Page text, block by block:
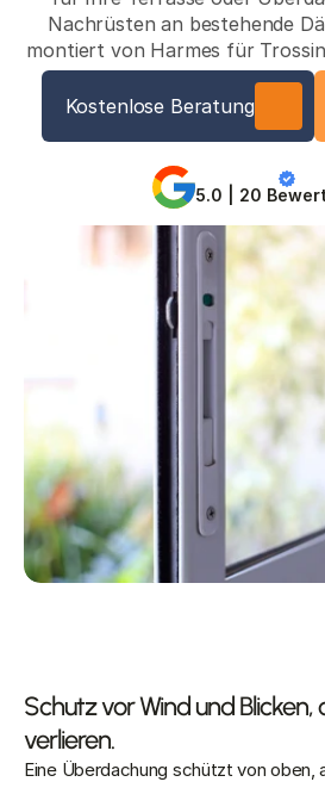
Nachrüsten an bestehende
montiert von Harmes für
Kostenlose Beratung
5.0 | 20
Schutz vor Wind und Blicken,
verlieren.
Eine Überdachung schützt von oben,